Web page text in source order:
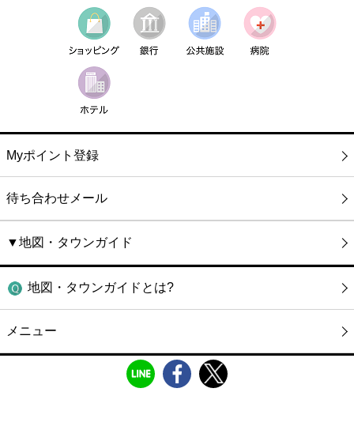
Myポイント登録
待ち合わせメール
▼地図・タウンガイド
地図・タウンガイドとは?
メニュー